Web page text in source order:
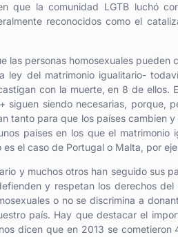
que la comunidad LGTB luchó
reconocidos como el
las personas homosexuales pueden
ley del matrimonio igualitario-
con la muerte, en 8 de ellos.
siendo necesarias, porque,
tanto para que los países cambien
países en los que el matrimonio
el caso de Portugal o Malta, por
y muchos otros han seguido sus
y respetan los derechos del
o no se discrimina a
país. Hay que destacar el
dicen que en 2013 se